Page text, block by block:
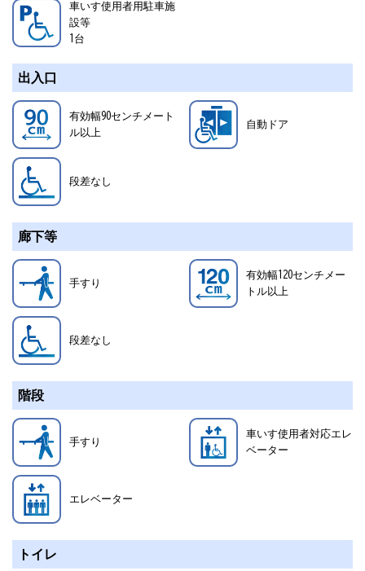
車いす使用者用駐車施
設等
台
出入口
有効幅90センチメート
ル以上
自動ドア
段差なし
廊下等
手すり
有効幅120センチメー
トル以上
段差なし
階段
手すり
車いす使用者対応エレ
ベーター
エレベーター
トイレ